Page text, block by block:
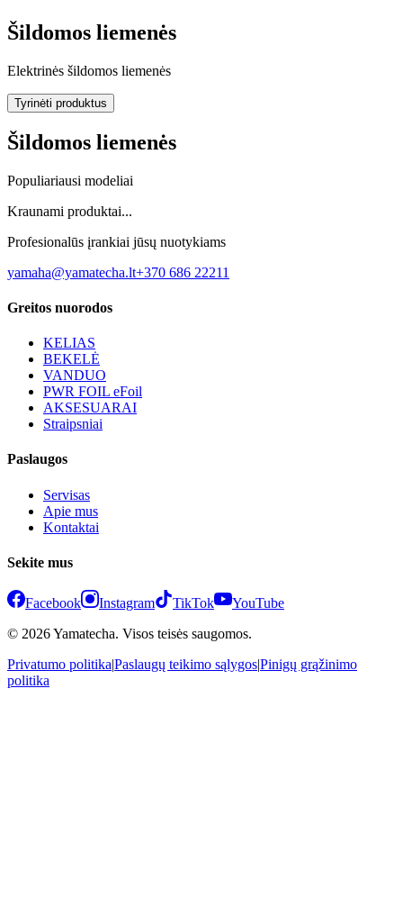
Šildomos liemenės
Elektrinės šildomos liemenės
Tyrinėti produktus
Šildomos liemenės
Populiariausi modeliai
Kraunami produktai...
Profesionalūs įrankiai jūsų nuotykiams
yamaha@yamatecha.lt+370 686 22211
Greitos nuorodos
KELIAS
BEKELĖ
VANDUO
PWR FOIL eFoil
AKSESUARAI
Straipsniai
Paslaugos
Servisas
Apie mus
Kontaktai
Sekite mus
Facebook Instagram TikTok
YouTube
© 2026 Yamatecha. Visos teisės saugomos.
Privatumo politika|Paslaugų teikimo sąlygos|Pinigų grąžinimo
politika